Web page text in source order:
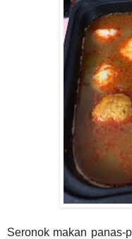
Seronok makan panas-